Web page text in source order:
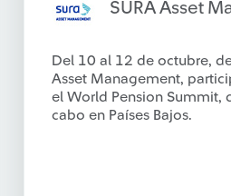
SURA Asset
Del 10 al 12 de octubre,
Asset Management,
el World Pension Summit,
cabo en Países Bajos.